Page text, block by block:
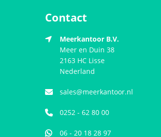
Contact
Meerkantoor B.V.
Meer en Duin 38
2163 HC Lisse
Nederland
sales@meerkantoor.nl
0252 - 62 80 00
06 - 20 18 28 97